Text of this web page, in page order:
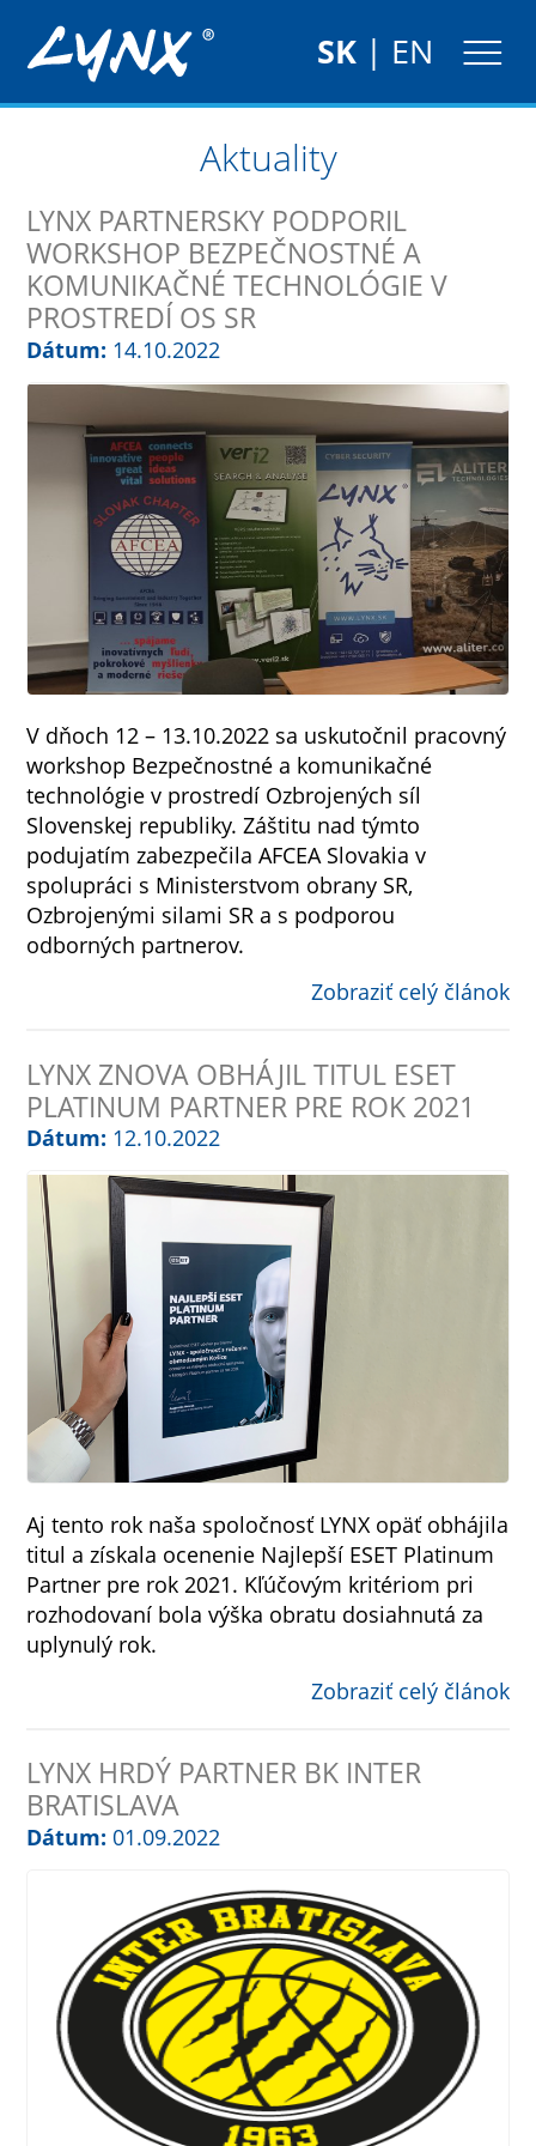
SK| EN
Aktuality
LYNX PARTNERSKY PODPORIL
WORKSHOP BEZPEČNOSTNÉ A
KOMUNIKAČNÉ TECHNOLÓGIE V
PROSTREDÍ OS SR
Dátum: 14.10.2022
V dňoch 12 – 13.10.2022 sa uskutočnil pracovný
workshop Bezpečnostné a komunikačné
technológie v prostredí Ozbrojených síl
Slovenskej republiky. Záštitu nad týmto
podujatím zabezpečila AFCEA Slovakia v
spolupráci s Ministerstvom obrany SR,
Ozbrojenými silami SR a s podporou
odborných partnerov.
Zobraziť celý článok
LYNX ZNOVA OBHÁJIL TITUL ESET
PLATINUM PARTNER PRE ROK 2021
Dátum: 12.10.2022
Aj tento rok naša spoločnosť LYNX opäť obhájila
titul a získala ocenenie Najlepší ESET Platinum
Partner pre rok 2021. Kľúčovým kritériom pri
rozhodovaní bola výška obratu dosiahnutá za
uplynulý rok.
Zobraziť celý článok
LYNX HRDÝ PARTNER BK INTER
BRATISLAVA
Dátum: 01.09.2022